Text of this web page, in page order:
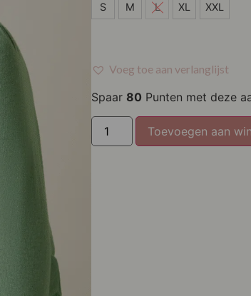
S
XXL
S M L XL XXL
Voeg toe aan verlanglijst
Spaar 80 Punten met deze
Toevoegen aan